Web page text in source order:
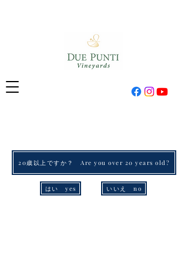
20歳以上ですか？ Are you over 20 years old?
はい yes いいえ no